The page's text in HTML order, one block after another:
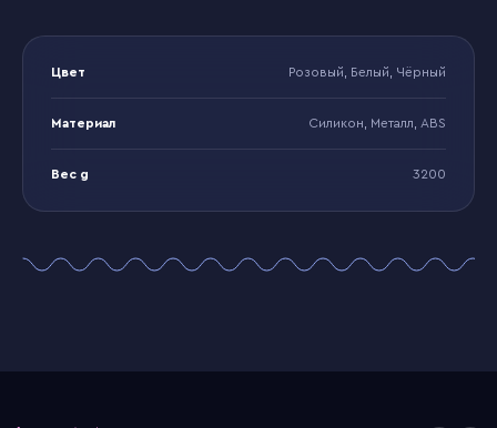
Цвет Розовый, Белый, Чёрный
Материал Силикон, Металл, ABS
Вес g 3200